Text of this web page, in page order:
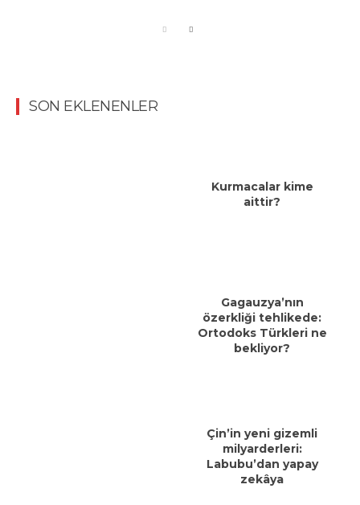
SON EKLENENLER
Kurmacalar kime
aittir?
Gagauzya’nın
özerkliği tehlikede:
Ortodoks Türkleri ne
bekliyor?
Çin’in yeni gizemli
milyarderleri:
Labubu’dan yapay
zekâya